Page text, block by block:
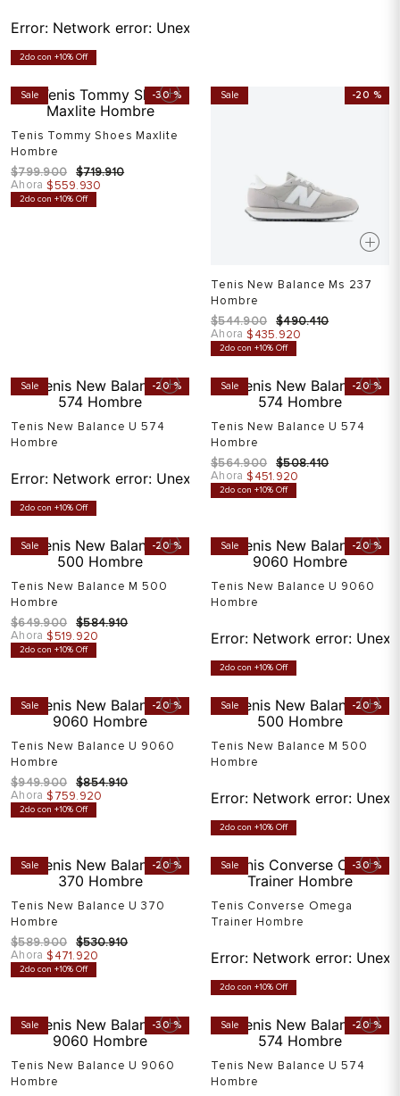
Error: Network error: Unexpected token T in JSON at
2do con +10% Off
Sale -30 %
Tenis Tommy Shoes Maxlite
Hombre
$799.900 $719.910
Ahora $559.930
2do con +10% Off
Sale -20 %
Tenis New Balance Ms 237
Hombre
$544.900 $490.410
Ahora $435.920
2do con +10% Off
Sale -20 %
Tenis New Balance U 574
Hombre
Error: Network error: Unexpected token T in JSON at
2do con +10% Off
Sale -20 %
Tenis New Balance U 574
Hombre
$564.900 $508.410
Ahora $451.920
2do con +10% Off
Sale -20 %
Tenis New Balance M 500
Hombre
$649.900 $584.910
Ahora $519.920
2do con +10% Off
Sale -20 %
Tenis New Balance U 9060
Hombre
Error: Network error:
2do con +10% Off
Sale -20 %
Tenis New Balance U 9060
Hombre
$949.900 $854.910
Ahora $759.920
2do con +10% Off
Sale -20 %
Tenis New Balance M 500
Hombre
Error: Network error:
2do con +10% Off
Sale -20 %
Tenis New Balance U 370
Hombre
$589.900 $530.910
Ahora $471.920
2do con +10% Off
Sale -30 %
Tenis Converse Omega
Trainer Hombre
Error: Network error:
2do con +10% Off
Sale -30 %
Tenis New Balance U 9060
Hombre
Sale -20 %
Tenis New Balance U 574
Hombre